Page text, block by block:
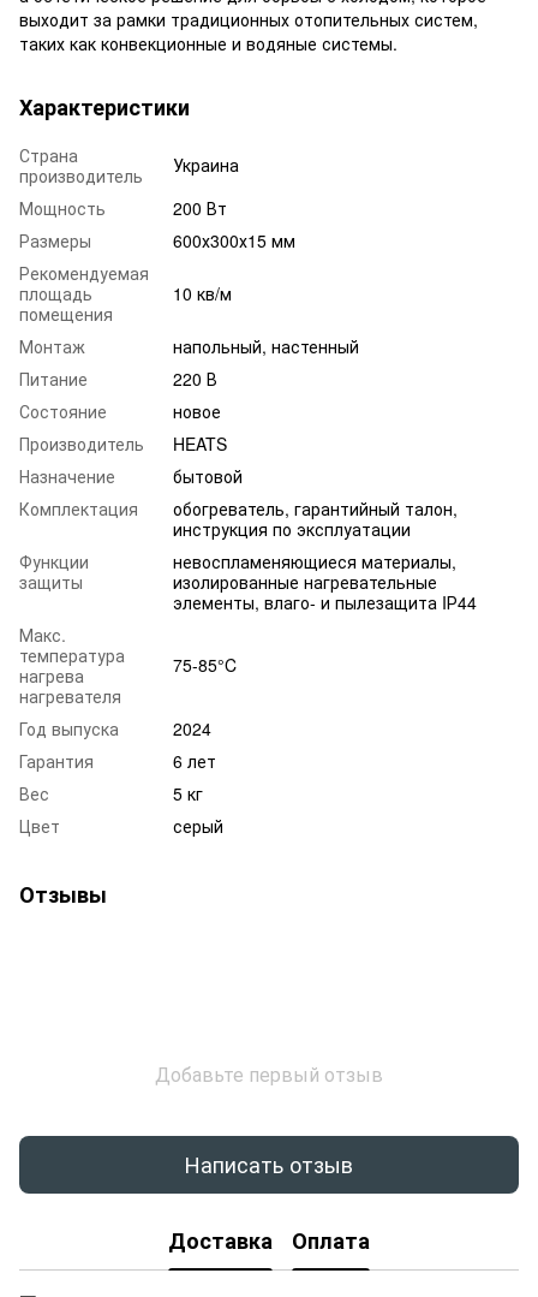
выходит за рамки традиционных отопительных систем,
таких как конвекционные и водяные системы.
Характеристики
Страна
производитель
Украина
Мощность
200 Вт
Размеры
600х300х15 мм
Рекомендуемая
площадь
помещения
10 кв/м
Монтаж
напольный, настенный
Питание
220 В
Состояние
новое
Производитель
HEATS
Назначение
бытовой
Комплектация
обогреватель, гарантийный талон,
инструкция по эксплуатации
Функции
защиты
невоспламеняющиеся материалы,
изолированные нагревательные
элементы, влаго- и пылезащита IР44
Макс.
температура
нагрева
нагревателя
75-85°C
Год выпуска
2024
Гарантия
6 лет
Вес
5 кг
Цвет
серый
Отзывы
Добавьте первый отзыв
Написать отзыв
Доставка Оплата